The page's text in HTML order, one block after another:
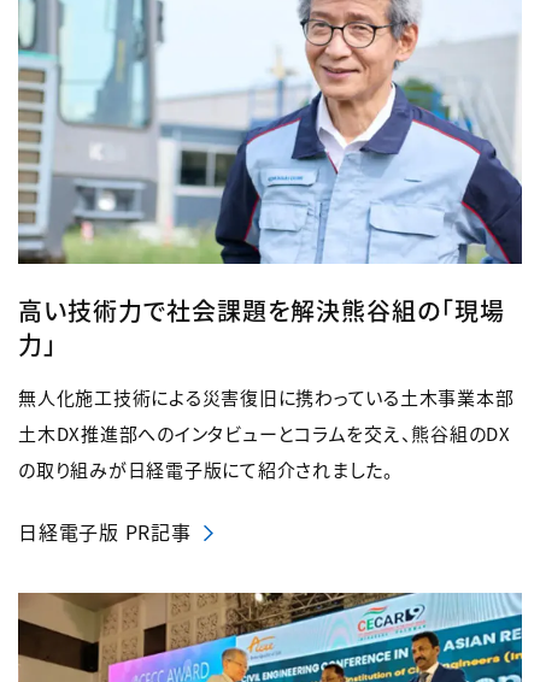
高い技術力で社会課題を解決熊谷組の「現場
力」
無人化施工技術による災害復旧に携わっている土木事業本部
土木DX推進部へのインタビューとコラムを交え、熊谷組のDX
の取り組みが日経電子版にて紹介されました。
日経電子版 PR記事